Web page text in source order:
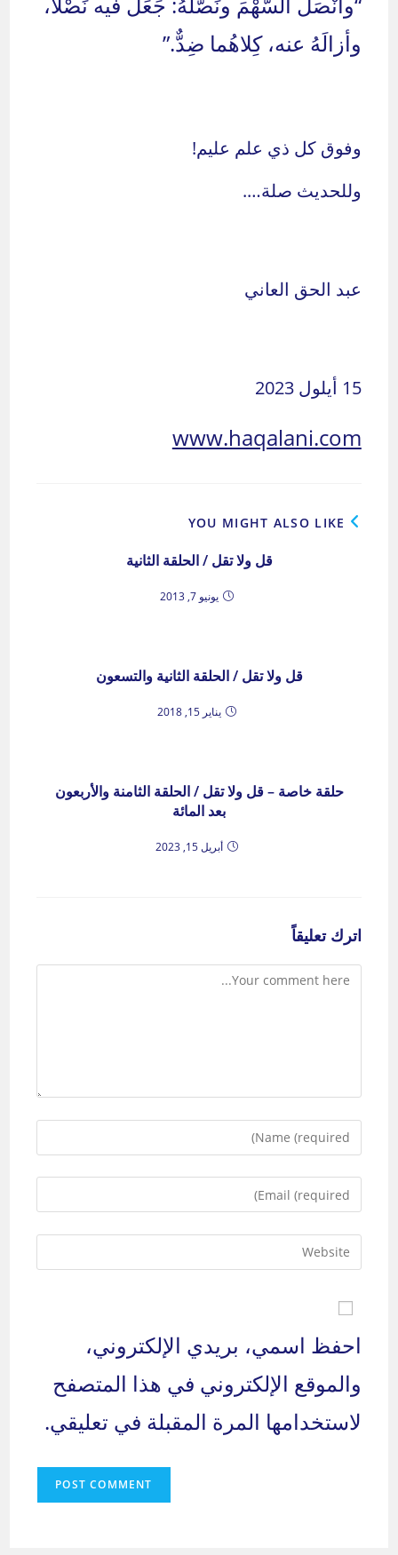
وأزالَهُ عنه، كِلاهُما ضِدٌّ.”
وفوق كل ذي علم عليم!
وللحديث صلة….
عبد الحق العاني
15 أيلول 2023
www.haqalani.com
YOU MIGHT ALSO LIKE
قل ولا تقل / الحلقة الثانية
يونيو 7, 2013
قل ولا تقل / الحلقة الثانية والتسعون
يناير 15, 2018
حلقة خاصة – قل ولا تقل / الحلقة الثامنة والأربعون
بعد المائة
أبريل 15, 2023
اترك تعليقاً
Comment
Enter
your
username
to
comment
Enter
your
address
to
Enter
URL
احفظ اسمي، بريدي الإلكتروني،
والموقع الإلكتروني في هذا المتصفح
لاستخدامها المرة المقبلة في تعليقي.